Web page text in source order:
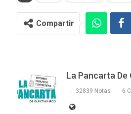
Compartir
La Pancarta De
32839 Notas 6